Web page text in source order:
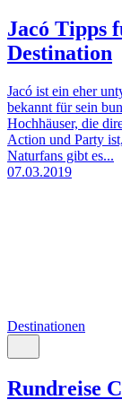
Jacó Tipps
Destination
Jacó ist ein eher
bekannt für sein
Hochhäuser, die
Action und Party
Naturfans gibt es...
07.03.2019
Destinationen
Rundreise